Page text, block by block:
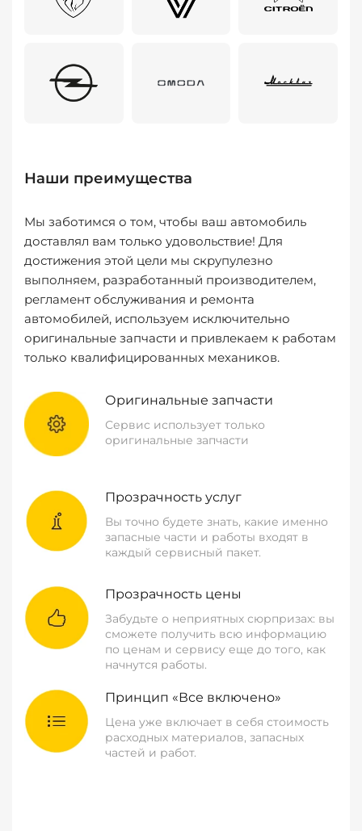
Наши преимущества
Мы заботимся о том, чтобы ваш автомобиль
доставлял вам только удовольствие! Для
достижения этой цели мы скрупулезно
выполняем, разработанный производителем,
регламент обслуживания и ремонта
автомобилей, используем исключительно
оригинальные запчасти и привлекаем к работам
только квалифицированных механиков.
Оригинальные запчасти
Сервис использует только
оригинальные запчасти
Прозрачность услуг
Вы точно будете знать, какие именно
запасные части и работы входят в
каждый сервисный пакет.
Прозрачность цены
Забудьте о неприятных сюрпризах: вы
сможете получить всю информацию
по ценам и сервису еще до того, как
начнутся работы.
Принцип «Все включено»
Цена уже включает в себя стоимость
расходных материалов, запасных
частей и работ.